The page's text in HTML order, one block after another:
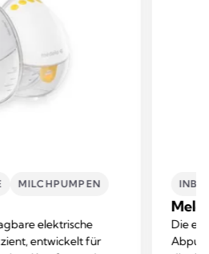
MILCHPUMPEN
elektrische
entwickelt für
Die